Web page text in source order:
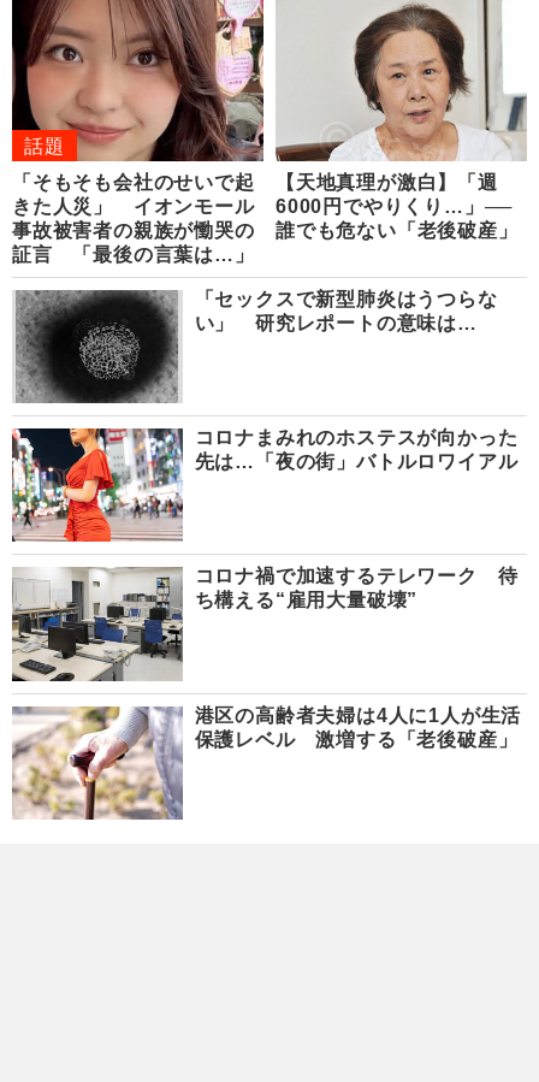
話題
「そもそも会社のせいで起
きた人災」 イオンモール
事故被害者の親族が慟哭の
証言 「最後の言葉は…」
【天地真理が激白】「週
6000円でやりくり…」──
誰でも危ない「老後破産」
「セックスで新型肺炎はうつらな
い」 研究レポートの意味は…
コロナまみれのホステスが向かった
先は…「夜の街」バトルロワイアル
コロナ禍で加速するテレワーク 待
ち構える“雇用大量破壊”
港区の高齢者夫婦は4人に1人が生活
保護レベル 激増する「老後破産」